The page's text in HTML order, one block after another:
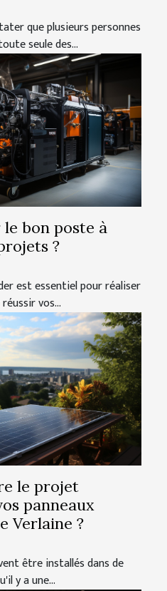
que plusieurs personnes
seule des...
bon poste à
?
est essentiel pour réaliser
vos...
le projet
panneaux
Verlaine ?
être installés dans de
y a une...